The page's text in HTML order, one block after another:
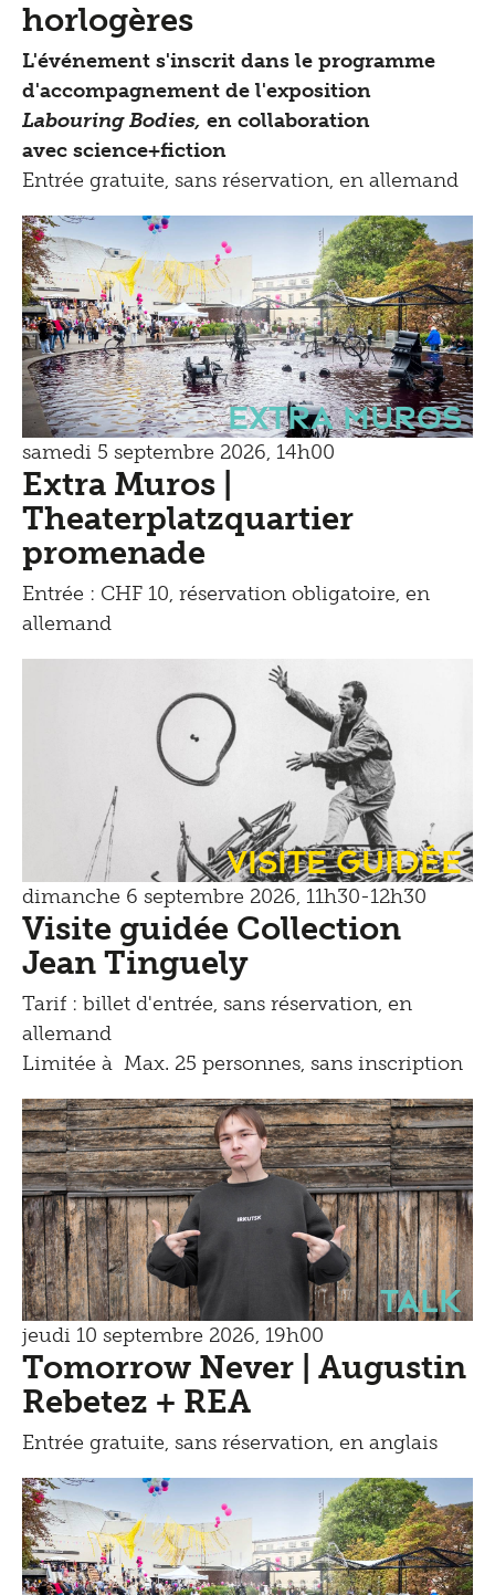
horlogères
L'événement s'inscrit dans le programme
d'accompagnement de l'exposition
Labouring Bodies, en collaboration
avec science+fiction
Entrée gratuite, sans réservation, en allemand
Extra Muros
samedi 5 septembre 2026, 14h00
Extra Muros |
Theaterplatzquartier
promenade
Entrée : CHF 10, réservation obligatoire, en
allemand
Visite guidée
dimanche 6 septembre 2026, 11h30-12h30
Visite guidée Collection
Jean Tinguely
Tarif : billet d'entrée, sans réservation, en
allemand
Limitée à Max. 25 personnes, sans inscription
Talk
jeudi 10 septembre 2026, 19h00
Tomorrow Never | Augustin
Rebetez + REA
Entrée gratuite, sans réservation, en anglais